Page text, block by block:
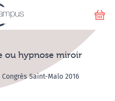
ou hypnose miroir
Saint-Malo 2016